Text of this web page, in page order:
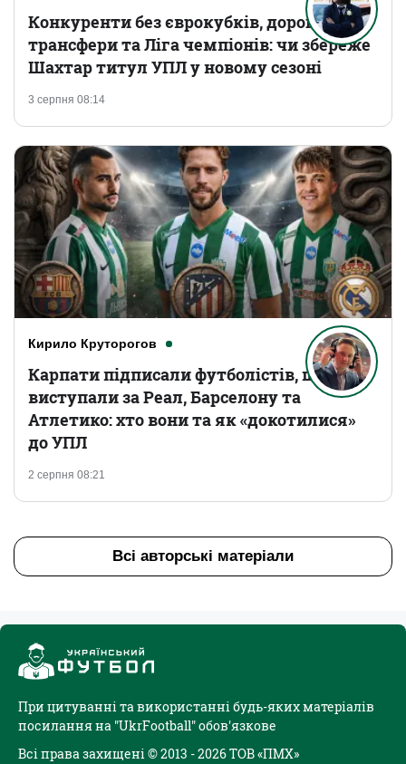
3 серпня 08:14
Конкуренти без єврокубків, дорогі
трансфери та Ліга чемпіонів: чи збереже
Шахтар титул УПЛ у новому сезоні
Кирило Круторогов
2 серпня 08:21
Карпати підписали футболістів, що
виступали за Реал, Барселону та
Атлетико: хто вони та як «докотилися»
до УПЛ
Всі авторські матеріали
При цитуванні та використанні будь-яких матеріалів
посилання на "UkrFootball" обов'язкове
Всі права захищені © 2013 - 2026 ТОВ «ПМХ»